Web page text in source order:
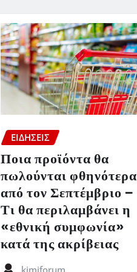
ΕΙΔΗΣΕΙΣ
Ποια προϊόντα θα
πωλούνται φθηνότερα
από τον Σεπτέμβριο –
Τι θα περιλαμβάνει η
«εθνική συμφωνία»
κατά της ακρίβειας
kimiforum